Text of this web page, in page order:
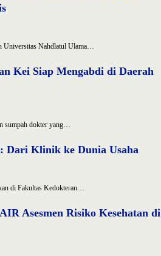
Universitas Nahdlatul Ulama…
Kei Siap Mengabdi di Daerah
sumpah dokter yang…
Dari Klinik ke Dunia Usaha
di Fakultas Kedokteran…
Asesmen Risiko Kesehatan di